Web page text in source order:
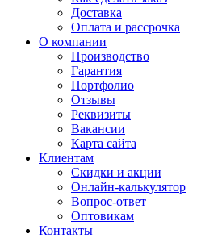
Доставка
Оплата и рассрочка
О компании
Производство
Гарантия
Портфолио
Отзывы
Реквизиты
Вакансии
Карта сайта
Клиентам
Скидки и акции
Онлайн-калькулятор
Вопрос-ответ
Оптовикам
Контакты